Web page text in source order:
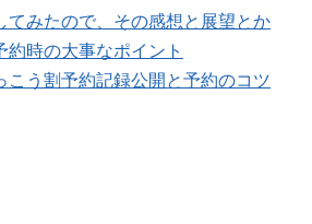
てみたので、その感想と展望とか
約時の大事なポイント
こう割予約記録公開と予約のコツ